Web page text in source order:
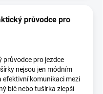
průvodce pro
průvodce pro jezdce
nejsou jen módním
efektivní komunikaci mezi
bič nebo tušírka zlepší